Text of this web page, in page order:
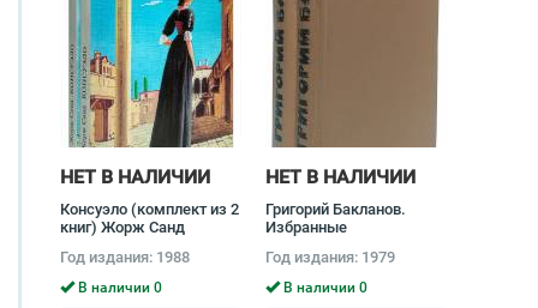
НЕТ В НАЛИЧИИ
Консуэло (комплект из 2
книг) Жорж Санд
Год издания: 1988
В наличии 0
НЕТ В НАЛИЧИИ
Григорий Бакланов.
Избранные
из 2 книг) Григорий
Бакланов
Год издания: 1979
В наличии 0